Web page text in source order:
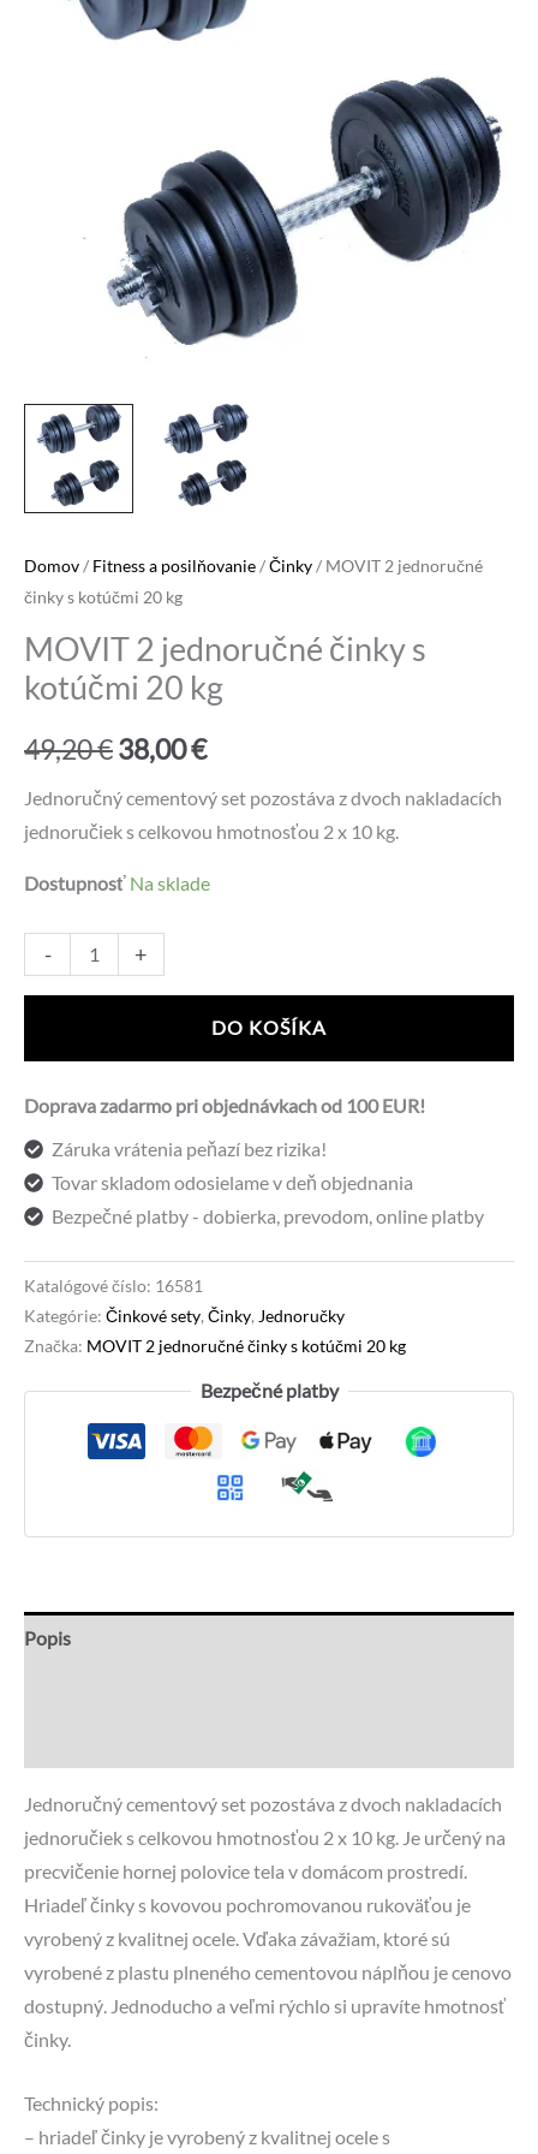
Domov/ Fitness a posilňovanie/Činky/ MOVIT 2 jednoručné
činky s kotúčmi 20 kg
MOVIT 2 jednoručné činky s
kotúčmi 20 kg
49,20€Pôvodná
cena
38,00€Aktuálna
cena
Jednoručný cementový set pozostáva z dvoch nakladacích
jednoručiek s celkovou hmotnosťou 2 x 10 kg.
Dostupnosť Na sklade
-
množstvo
MOVIT
s
kotúčmi
20
kg
+
DO KOŠÍKA
Doprava zadarmo pri objednávkach od 100 EUR!
Záruka vrátenia peňazí bez rizika!
Tovar skladom odosielame v deň objednania
Bezpečné platby - dobierka, prevodom, online platby
Katalógové číslo: 16581
Kategórie: Činkové sety, Činky, Jednoručky
Značka: MOVIT 2 jednoručné činky s kotúčmi 20 kg
Bezpečné platby
Popis
Jednoručný cementový set pozostáva z dvoch nakladacích
jednoručiek s celkovou hmotnosťou 2 x 10 kg. Je určený na
precvičenie hornej polovice tela v domácom prostredí.
Hriadeľ činky s kovovou pochromovanou rukoväťou je
vyrobený z kvalitnej ocele. Vďaka závažiam, ktoré sú
vyrobené z plastu plneného cementovou náplňou je cenovo
dostupný. Jednoducho a veľmi rýchlo si upravíte hmotnosť
činky.
Technický popis:
– hriadeľ činky je vyrobený z kvalitnej ocele s